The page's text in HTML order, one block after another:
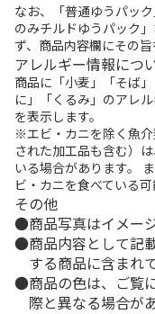
なお、「普通ゆうパッ
のみチルドゆうパック
ず、商品内容欄にその旨
アレルギー情報につ
商品に「小麦」「そば
に」「くるみ」のアレ
を表示します。
※エビ・カニを除く魚
された加工品も含む）
いる場合があります。
ビ・カニを食べている可
その他
商品写真はイメー
商品内容として記
する商品に含まれ
商品の色は、ご覧
際と異なる場合が